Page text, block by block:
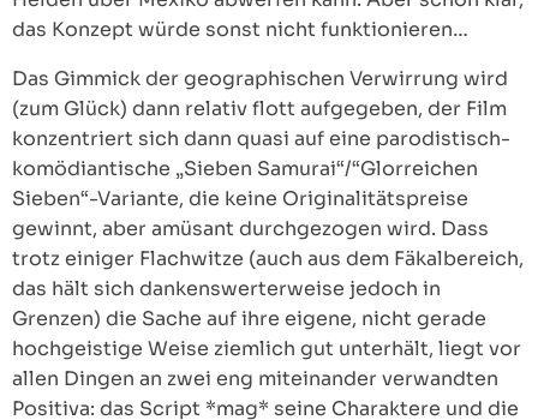
das Konzept würde sonst nicht funktionieren…
Das Gimmick der geographischen Verwirrung wird
(zum Glück) dann relativ flott aufgegeben, der Film
konzentriert sich dann quasi auf eine parodistisch-
komödiantische „Sieben Samurai“/“Glorreichen
Sieben“-Variante, die keine Originalitätspreise
gewinnt, aber amüsant durchgezogen wird. Dass
trotz einiger Flachwitze (auch aus dem Fäkalbereich,
das hält sich dankenswerterweise jedoch in
Grenzen) die Sache auf ihre eigene, nicht gerade
hochgeistige Weise ziemlich gut unterhält, liegt vor
allen Dingen an zwei eng miteinander verwandten
Positiva: das Script *mag* seine Charaktere und die